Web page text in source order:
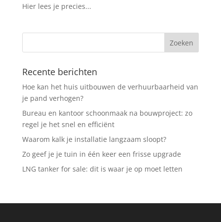
Hier lees je precies...
Recente berichten
Hoe kan het huis uitbouwen de verhuurbaarheid van
je pand verhogen?
Bureau en kantoor schoonmaak na bouwproject: zo
regel je het snel en efficiënt
Waarom kalk je installatie langzaam sloopt?
Zo geef je je tuin in één keer een frisse upgrade
LNG tanker for sale: dit is waar je op moet letten